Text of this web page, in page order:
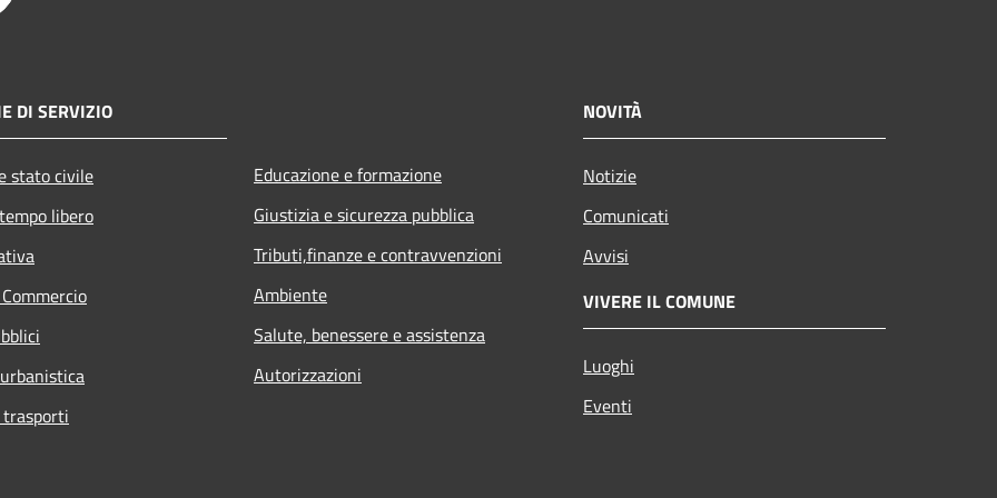
DI SERVIZIO
stato civile
libero
Educazione e formazione
Giustizia e sicurezza pubblica
Tributi,finanze e contravvenzioni
Ambiente
Salute, benessere e assistenza
Autorizzazioni
NOVITÀ
Notizie
Comunicati
Avvisi
VIVERE IL COMUNE
Luoghi
Eventi